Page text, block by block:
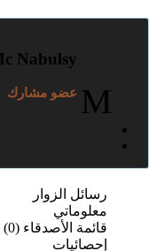
M
Nabulsy
عضو مشارك
رسائل الزوار
معلوماتي
قائمة الأصدقاء (0)
إحصائيات